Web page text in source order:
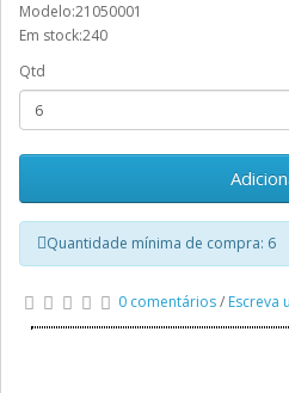
Modelo:21050001
Em stock:240
Qtd
Quantidade mínima de compra: 6
0 comentários/ Escreva